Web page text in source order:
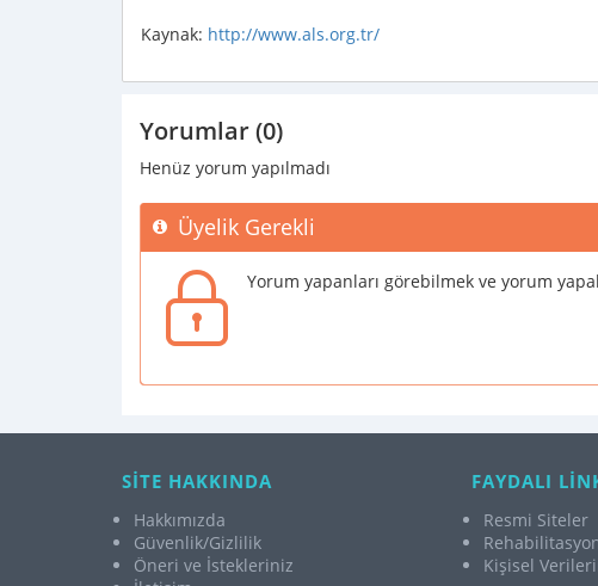
Kaynak: http://www.als.org.tr/
Yorumlar (0)
Henüz yorum yapılmadı
Üyelik Gerekli
Yorum yapanları görebilmek ve yorum
SİTE HAKKINDA
Hakkımızda
Güvenlik/Gizlilik
Öneri ve İstekleriniz
FAYDALI
Resmi Siteler
Kişisel